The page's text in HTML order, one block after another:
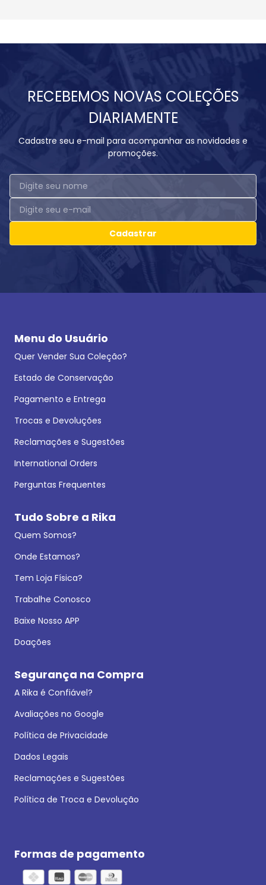
RECEBEMOS NOVAS COLEÇÕES
DIARIAMENTE
Cadastre seu e-mail para acompanhar as novidades e
promoções.
Cadastrar
Menu do Usuário
Quer Vender Sua Coleção?
Estado de Conservação
Pagamento e Entrega
Trocas e Devoluções
Reclamações e Sugestões
International Orders
Perguntas Frequentes
Tudo Sobre a Rika
Quem Somos?
Onde Estamos?
Tem Loja Física?
Trabalhe Conosco
Baixe Nosso APP
Doações
Segurança na Compra
A Rika é Confiável?
Avaliações no Google
Política de Privacidade
Dados Legais
Reclamações e Sugestões
Política de Troca e Devolução
Formas de pagamento